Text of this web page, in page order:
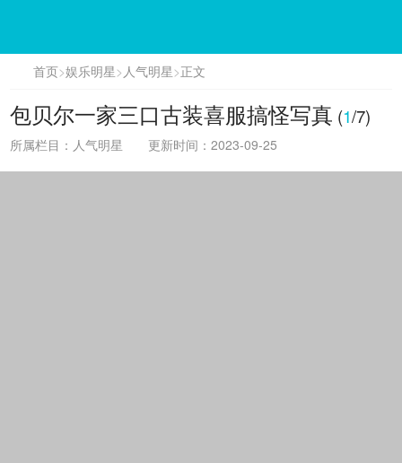
首页>娱乐明星 > 人气明星 >正文
包贝尔一家三口古装喜服搞怪写真 (1/7)
所属栏目：人气明星 更新时间：2023-09-25